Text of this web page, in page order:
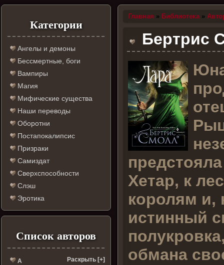
Категории
Ангелы и демоны
Бессмертные, боги
Вампиры
Магия
Мифические существа
Наши переводы
Оборотни
Постапокалипсис
Призраки
Самиздат
Сверхспособности
Слэш
Эротика
Список авторов
А Раскрыть [+]
Главная » Библиотека»
Бертрис
Ю
Хетар, к
королям и,
истинный
обмана